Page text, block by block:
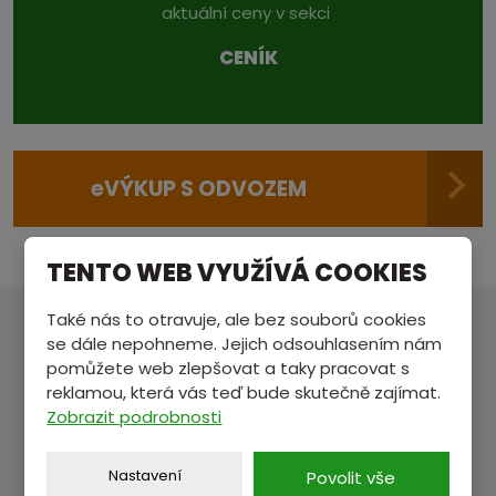
aktuální ceny v sekci
CENÍK
eVÝKUP S ODVOZEM
MÁTE NĚCO NA SRDCI?
Pošlete nám zprávu a my se vám ozveme.
Jméno a příjmení *
TENTO WEB VYUŽÍVÁ COOKIES
Také nás to otravuje, ale bez souborů cookies
se dále nepohneme. Jejich odsouhlasením nám
pomůžete web zlepšovat a taky pracovat s
reklamou, která vás teď bude skutečně zajímat.
Zobrazit podrobnosti
Nastavení Povolit vše